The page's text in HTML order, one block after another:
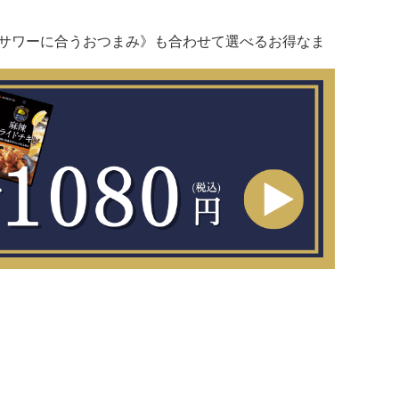
ーに合うおつまみ》も合わせて選べるお得なま